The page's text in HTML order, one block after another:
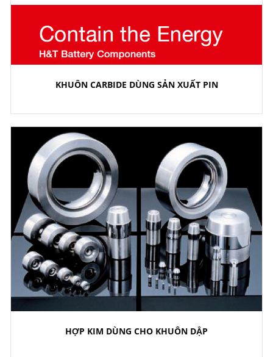
KHUÔN CARBIDE DÙNG SẢN XUẤT PIN
HỢP KIM DÙNG CHO KHUÔN DẬP